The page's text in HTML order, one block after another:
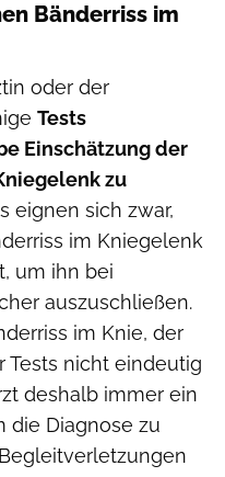
Bänderriss im
oder der
Tests
Einschätzung der
zu
eignen sich zwar,
im Kniegelenk
um ihn bei
auszuschließen.
im Knie, der
Tests nicht eindeutig
deshalb immer ein
die Diagnose zu